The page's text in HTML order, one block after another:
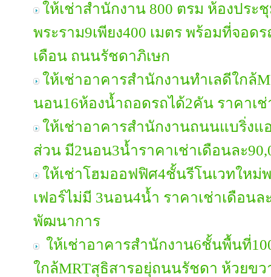
ให้เช่าสำนักงาน 800 ตรม ห้องประ
พระราม9เพียง400 เมตร พร้อมที่จอด
เดือน ถนนรัชดาภิเษก
ให้เช่าอาคารสำนักงานทำเลดีใกล้
นอน16ห้องน้ำถอดรถได้2คัน ราคาเช่
ให้เช่าอาคารสำนักงานถนนแบริ่งแอ
ส่วน มี2นอน3น้ำราคาเช่าเดือนละ
ให้เช่าโฮมออฟฟิศ4ชั้นรีโนเวทให
เฟอร์ไม่มี 3นอน4น้ำ ราคาเช่าเดือนล
พัฒนาการ
ให้เช่าอาคารสำนักงาน6ชั้นพื้นที่
ใกล้MRTสุธิสารอยุ่ถนนรัชดา ห้วยขว